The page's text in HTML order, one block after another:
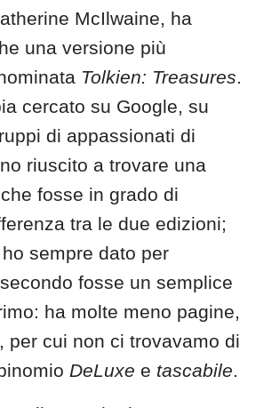
McIlwaine, ha
una versione più
Tolkien: Treasures.
cercato su Google, su
di appassionati di
riuscito a trovare una
fosse in grado di
tra le due edizioni;
sempre dato per
fosse un semplice
ha molte meno pagine,
per cui non ci trovavamo di
DeLuxe e tascabile.